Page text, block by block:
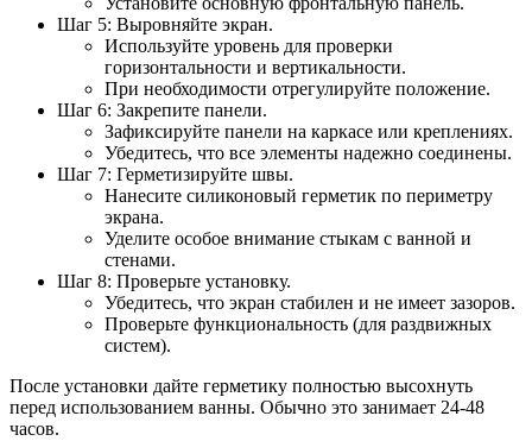
Шаг 5: Выровняйте экран.
Используйте уровень для проверки
горизонтальности и вертикальности.
При необходимости отрегулируйте положение.
Шаг 6: Закрепите панели.
Зафиксируйте панели на каркасе или креплениях.
Убедитесь, что все элементы надежно соединены.
Шаг 7: Герметизируйте швы.
Нанесите силиконовый герметик по периметру
экрана.
Уделите особое внимание стыкам с ванной и
стенами.
Шаг 8: Проверьте установку.
Убедитесь, что экран стабилен и не имеет зазоров.
Проверьте функциональность (для раздвижных
систем).
После установки дайте герметику полностью высохнуть
перед использованием ванны. Обычно это занимает 24-48
часов.